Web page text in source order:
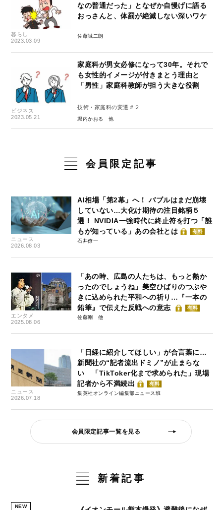
暮らし
2023.03.09
なの普通だった」となぜか自慢げに語る
おっさんと、体罰が絶滅しない深いワケ
佐藤誠二朗
ビジネス
2023.05.21
家庭科が男女必修になって30年。それで
も女性的イメージが付きまとう理由と
「男性」家庭科教師が担う大きな役割
技術・家庭科の変遷＃２
堀内かおる
会員限定記事
ニュース
2026.08.03
AI相場「第2幕」へ！ バブルはまだ崩壊
していない…大化け期待の注目銘柄５
選！ NVIDIA一強時代に終止符を打つ「誰
もが知っている」あの会社とは
有料
石井僚一
エンタメ
2025.08.06
「あの時、広島の人たちは、もっと熱か
ったのでしょうね」美空ひばりのつぶや
きに込められた平和への祈り…『一本の
鉛筆』で伝えた反戦への意志
有料
佐藤剛
ニュース
2026.07.18
「日経に紹介してほしい」が合言葉に…
新聞社の“記者流出ドミノ”が止まらな
い 「TikToker化まで求められた」現場
記者から不満続出
有料
集英社オンライン編集部ニュース班
会員限定記事一覧を見る
新着記事
NEW